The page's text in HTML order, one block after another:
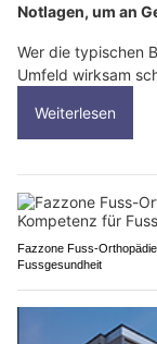
Notlagen, um an
Wer die typischen
Umfeld wirksam
Weiterlesen
Fazzone Fuss-
Fussgesundheit